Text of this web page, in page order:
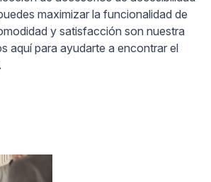
maximizar la funcionalidad de
y satisfacción son nuestra
aquí para ayudarte a encontrar el